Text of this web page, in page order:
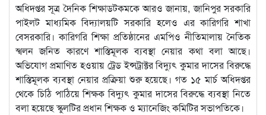
অধিদপ্তর সূত্র দৈনিক শিক্ষাডটকমকে আরও জানায়, জানিপুর সরকারি
পাইলট মাধ্যমিক বিদ্যালয়টি সরকারি হলেও এর কারিগরি শাখা
বেসরকারি। কারিগরি শিক্ষা প্রতিষ্ঠানের এমপিও নীতিমালায় নৈতিক
স্খলন জনিত কারণে শাস্তিমূলক ব্যবস্থা নেয়ার কথা বলা আছে।
অভিযোগ প্রমাণিত হওয়ায় ট্রেড ইন্সট্রাক্টর বিদ্যুৎ কুমার দাসের বিরুদ্ধে
শাস্তিমূলক ব্যবস্থা নেয়ার প্রক্রিয়া শুরু হয়েছে। গত ১৫ মার্চ অধিদপ্তর
থেকে চিঠি পাঠিয়ে শিক্ষক বিদ্যুৎ কুমার দাসের বিরুদ্ধে ব্যবস্থা নিতে
বলা হয়েছে স্কুলটির প্রধান শিক্ষক ও ম্যানেজিং কমিটির সভাপতিকে।